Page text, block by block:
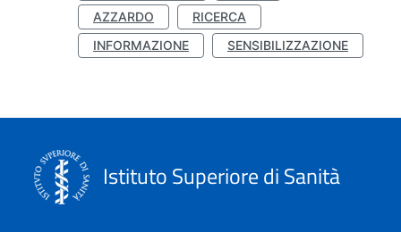
AZZARDO
RICERCA
INFORMAZIONE
SENSIBILIZZAZIONE
Istituto Superiore di Sanità